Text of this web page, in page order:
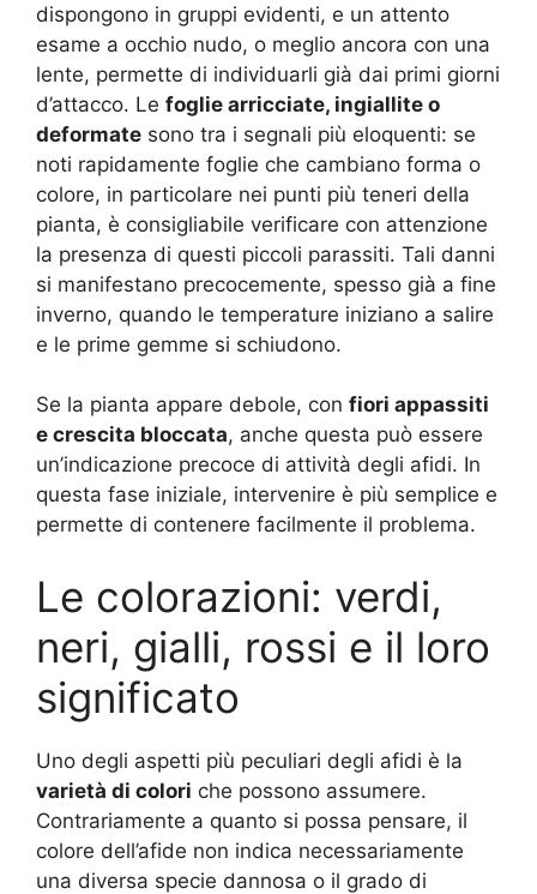
dispongono in gruppi evidenti, e un attento
esame a occhio nudo, o meglio ancora con una
lente, permette di individuarli già dai primi giorni
d’attacco. Le foglie arricciate, ingiallite o
deformate sono tra i segnali più eloquenti: se
noti rapidamente foglie che cambiano forma o
colore, in particolare nei punti più teneri della
pianta, è consigliabile verificare con attenzione
la presenza di questi piccoli parassiti. Tali danni
si manifestano precocemente, spesso già a fine
inverno, quando le temperature iniziano a salire
e le prime gemme si schiudono.
Se la pianta appare debole, con fiori appassiti
e crescita bloccata, anche questa può essere
un’indicazione precoce di attività degli afidi. In
questa fase iniziale, intervenire è più semplice e
permette di contenere facilmente il problema.
Le colorazioni: verdi,
neri, gialli, rossi e il loro
significato
Uno degli aspetti più peculiari degli afidi è la
varietà di colori che possono assumere.
Contrariamente a quanto si possa pensare, il
colore dell’afide non indica necessariamente
una diversa specie dannosa o il grado di